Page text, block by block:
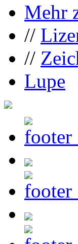
Mehr
//
//
Lupe